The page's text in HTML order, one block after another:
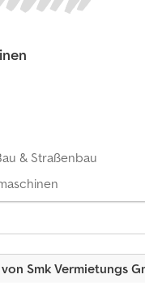
& Straßenbau
Smk Vermietungs